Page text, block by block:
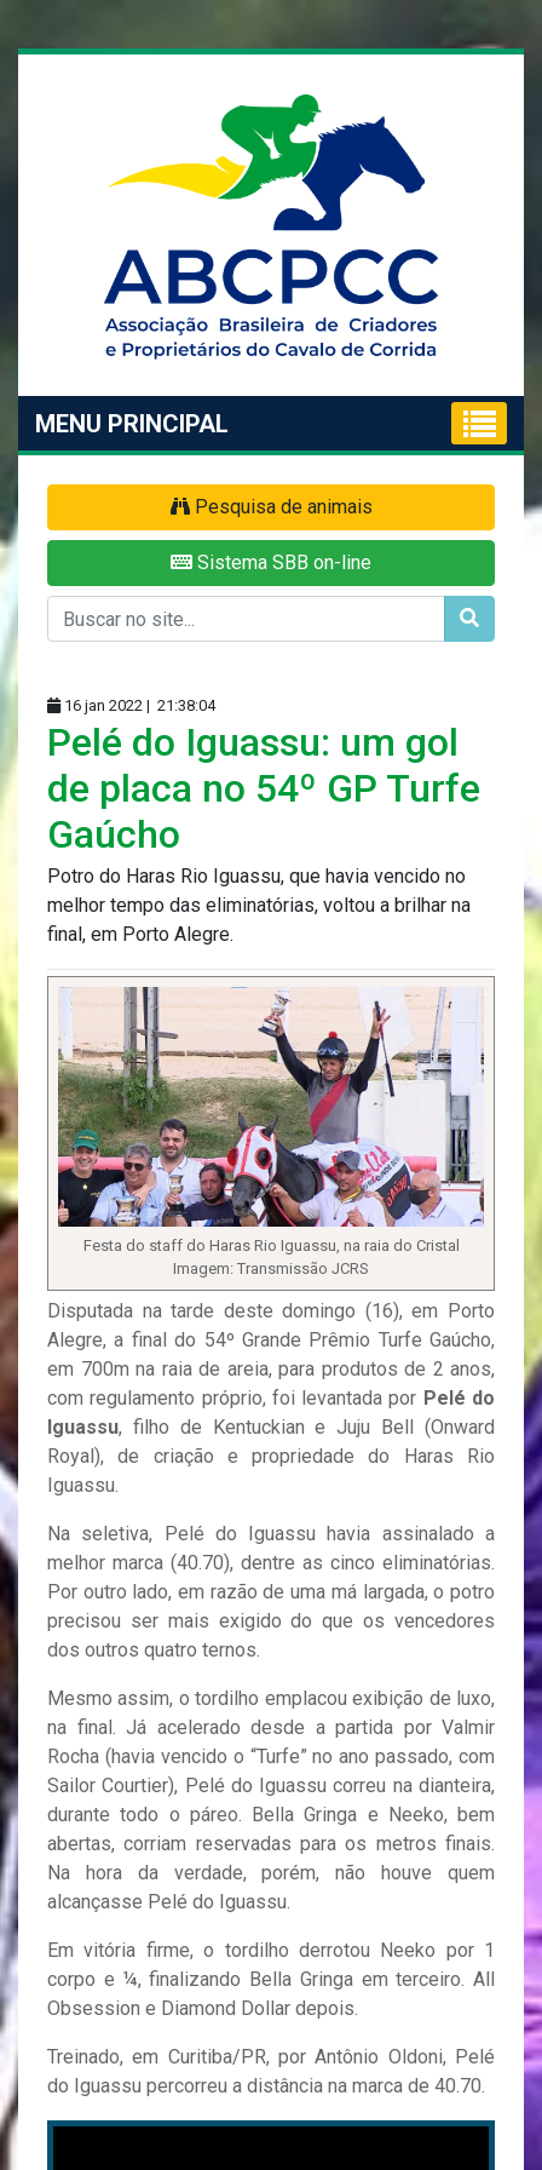
MENU PRINCIPAL
Pesquisa de animais
Sistema SBB on-line
16 jan 2022 | 21:38:04
Pelé do Iguassu: um gol
de placa no 54º GP Turfe
Gaúcho
Potro do Haras Rio Iguassu, que havia vencido no
melhor tempo das eliminatórias, voltou a brilhar na
final, em Porto Alegre.
Festa do staff do Haras Rio Iguassu, na raia do Cristal
Imagem: Transmissão JCRS
Disputada na tarde deste domingo (16), em Porto
Alegre, a final do 54º Grande Prêmio Turfe Gaúcho,
em 700m na raia de areia, para produtos de 2 anos,
com regulamento próprio, foi levantada por Pelé do
Iguassu, filho de Kentuckian e Juju Bell (Onward
Royal), de criação e propriedade do Haras Rio
Iguassu.
Na seletiva, Pelé do Iguassu havia assinalado a
melhor marca (40.70), dentre as cinco eliminatórias.
Por outro lado, em razão de uma má largada, o potro
precisou ser mais exigido do que os vencedores
dos outros quatro ternos.
Mesmo assim, o tordilho emplacou exibição de luxo,
na final. Já acelerado desde a partida por Valmir
Rocha (havia vencido o “Turfe” no ano passado, com
Sailor Courtier), Pelé do Iguassu correu na dianteira,
durante todo o páreo. Bella Gringa e Neeko, bem
abertas, corriam reservadas para os metros finais.
Na hora da verdade, porém, não houve quem
alcançasse Pelé do Iguassu.
Em vitória firme, o tordilho derrotou Neeko por 1
corpo e ¼, finalizando Bella Gringa em terceiro. All
Obsession e Diamond Dollar depois.
Treinado, em Curitiba/PR, por Antônio Oldoni, Pelé
do Iguassu percorreu a distância na marca de 40.70.